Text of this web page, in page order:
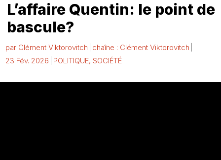
L’affaire Quentin: le point de
bascule?
par Clément Viktorovitch chaîne : Clément Viktorovitch
23 Fév. 2026 POLITIQUE,SOCIÉTÉ